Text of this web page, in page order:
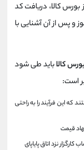
بورس کالا، دریافت کد
و پس از آن آشنایی با
کالاباید طی شود
است:
که این فرآیند را به راحتی
قیمت
نزد اتاق پایاپای